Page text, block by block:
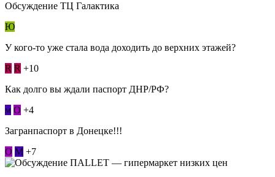
Обсуждение ТЦ Галактика
Ю
У кого-то уже стала вода доходить до верхних этажей?
R R +10
Как долго вы ждали паспорт ДНР/РФ?
м О +4
Загранпаспорт в Донецке!!!
О М +7